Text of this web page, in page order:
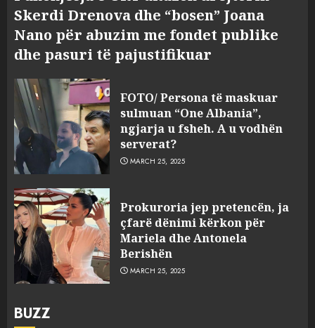
Skerdi Drenova dhe “bosen” Joana
Nano për abuzim me fondet publike
dhe pasuri të pajustifikuar
FOTO/ Persona të maskuar
sulmuan “One Albania”,
ngjarja u fsheh. A u vodhën
serverat?
MARCH 25, 2025
Prokuroria jep pretencën, ja
çfarë dënimi kërkon për
Mariela dhe Antonela
Berishën
MARCH 25, 2025
BUZZ